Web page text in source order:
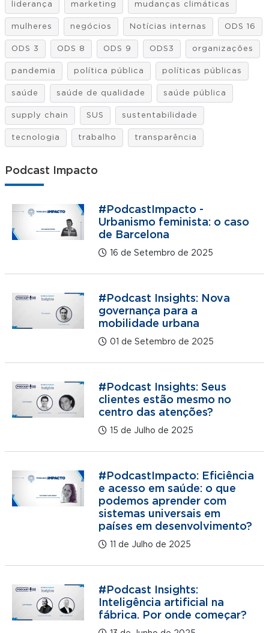
liderança marketing mudanças climáticas
mulheres negócios Notícias internas ODS 16
ODS 3 ODS 8 ODS 9 ODS3 organizações
pandemia política pública políticas públicas
saúde saúde de qualidade saúde pública
supply chain SUS sustentabilidade
tecnologia trabalho transparência
Podcast Impacto
#PodcastImpacto -
Urbanismo feminista: o caso
de Barcelona
16 de Setembro de 2025
#Podcast Insights: Nova
governança para a
mobilidade urbana
01 de Setembro de 2025
#Podcast Insights: Seus
clientes estão mesmo no
centro das atenções?
15 de Julho de 2025
#PodcastImpacto: Eficiência
e acesso em saúde: o que
podemos aprender com
sistemas universais em
países em desenvolvimento?
11 de Julho de 2025
#Podcast Insights:
Inteligência artificial na
fábrica. Por onde começar?